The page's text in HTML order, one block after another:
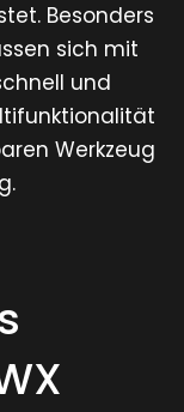
Besonders
sich mit
und
Werkzeug